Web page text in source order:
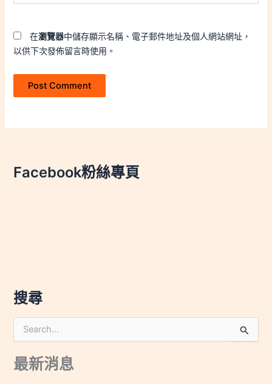
在瀏覽器中儲存顯示名稱、電子郵件地址及個人網站網址，
以供下次發佈留言時使用。
Facebook粉絲專頁
搜尋
尋
鍵
最新消息